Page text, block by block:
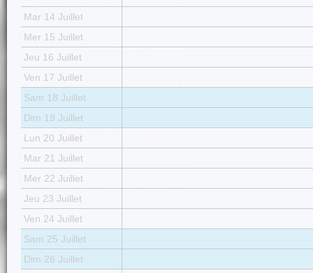
Mar 14 Juillet
Mer 15 Juillet
Jeu 16 Juillet
Ven 17 Juillet
Sam 18 Juillet
Dim 19 Juillet
Lun 20 Juillet
Mar 21 Juillet
Mer 22 Juillet
Jeu 23 Juillet
Ven 24 Juillet
Sam 25 Juillet
Dim 26 Juillet